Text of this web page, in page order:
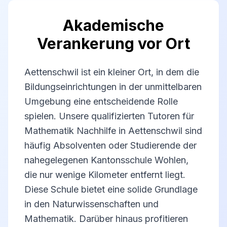
Akademische
Verankerung vor Ort
Aettenschwil ist ein kleiner Ort, in dem die
Bildungseinrichtungen in der unmittelbaren
Umgebung eine entscheidende Rolle
spielen. Unsere qualifizierten Tutoren für
Mathematik Nachhilfe in Aettenschwil sind
häufig Absolventen oder Studierende der
nahegelegenen Kantonsschule Wohlen,
die nur wenige Kilometer entfernt liegt.
Diese Schule bietet eine solide Grundlage
in den Naturwissenschaften und
Mathematik. Darüber hinaus profitieren